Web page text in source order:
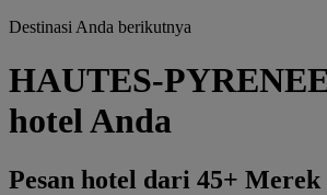
Destinasi Anda berikutnya
HAUTES-
hotel Anda
Pesan hotel dari 45+